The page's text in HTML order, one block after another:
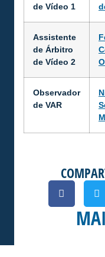
de Vídeo 1
Assistente
de Árbitro
de Vídeo 2
Observador
de VAR